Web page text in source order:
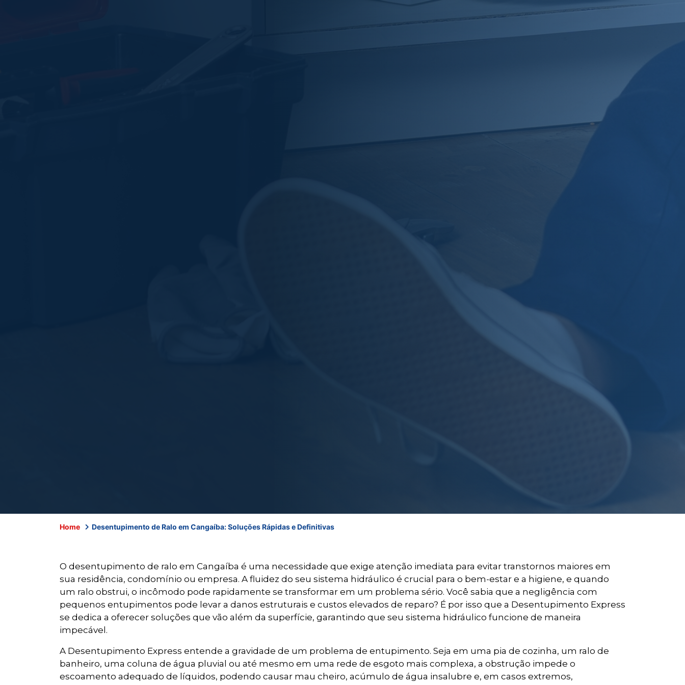
Home Desentupimento de Ralo em Cangaíba: Soluções Rápidas e Definitivas
O desentupimento de ralo em Cangaíba é uma necessidade que exige atenção imediata para evitar transtornos maiores em
sua residência, condomínio ou empresa. A fluidez do seu sistema hidráulico é crucial para o bem-estar e a higiene, e quando
um ralo obstrui, o incômodo pode rapidamente se transformar em um problema sério. Você sabia que a negligência com
pequenos entupimentos pode levar a danos estruturais e custos elevados de reparo? É por isso que a Desentupimento Express
se dedica a oferecer soluções que vão além da superfície, garantindo que seu sistema hidráulico funcione de maneira
impecável.
A Desentupimento Express entende a gravidade de um problema de entupimento. Seja em uma pia de cozinha, um ralo de
banheiro, uma coluna de água pluvial ou até mesmo em uma rede de esgoto mais complexa, a obstrução impede o
escoamento adequado de líquidos, podendo causar mau cheiro, acúmulo de água insalubre e, em casos extremos,